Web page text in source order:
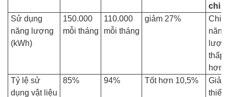
chi
Sử dụng
năng lượng
(kWh)
150.000
mỗi tháng
110.000
mỗi tháng
giảm 27%
Chi
năng
thấp
hơn
Tỷ lệ sử
dụng vật liệu
85% 94% Tốt hơn 10,5%
Giảm
thiểu